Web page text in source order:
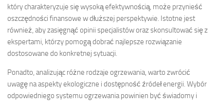
który charakteryzuje się wysoką efektywnością, może przynieść
oszczędności finansowe w dłuższej perspektywie. Istotne jest
również, aby zasięgnąć opinii specjalistów oraz skonsultować się z
ekspertami, którzy pomogą dobrać najlepsze rozwiązanie
dostosowane do konkretnej sytuacji.
Ponadto, analizując różne rodzaje ogrzewania, warto zwrócić
uwagę na aspekty ekologiczne i dostępność źródeł energii. Wybór
odpowiedniego systemu ogrzewania powinien być świadomy i